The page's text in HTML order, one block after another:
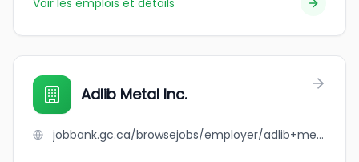
Voir les emplois et détails
Adlib Metal Inc.
jobbank.gc.ca/browsejobs/employer/adlib+metal+inc./ca